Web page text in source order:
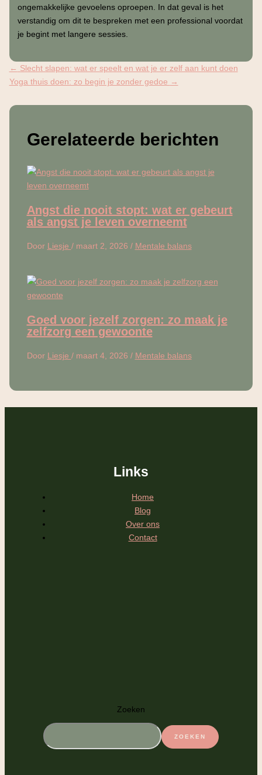
ongemakkelijke gevoelens oproepen. In dat geval is het
verstandig om dit te bespreken met een professional voordat
je begint met langere sessies.
← Slecht slapen: wat er speelt en wat je er zelf aan kunt doen
Yoga thuis doen: zo begin je zonder gedoe →
Gerelateerde berichten
Angst die nooit stopt: wat er gebeurt
als angst je leven overneemt
Door Liesje / maart 2, 2026 / Mentale balans
Goed voor jezelf zorgen: zo maak je
zelfzorg een gewoonte
Door Liesje / maart 4, 2026 / Mentale balans
Links
Home
Blog
Over ons
Contact
Zoeken
ZOEKEN